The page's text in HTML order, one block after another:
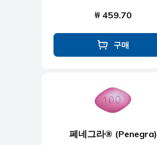
₩ 459.70
구매
페네그라® (Penegra)